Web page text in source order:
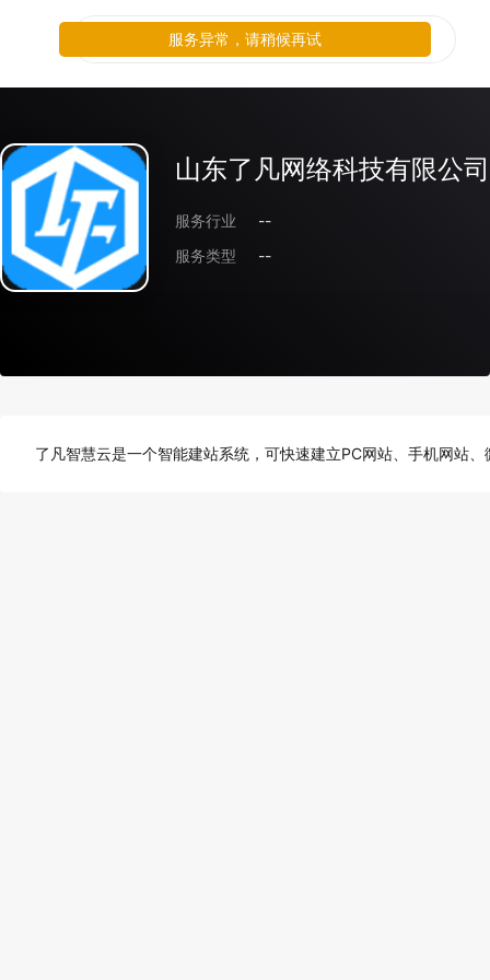
山东了凡网络科技有限公司
服务行业
--
服务类型
--
了凡智慧云是一个智能建站系统，可快速建立PC网站、手机网站、
服务异常，请稍候再试